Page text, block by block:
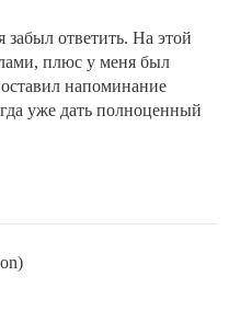
ответить. На этой
плюс у меня был
напоминание
уже дать полноценный